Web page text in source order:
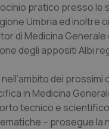
pratico presso le
Umbria ed inoltre
di Medicina Generale
degli appositi Albi
dei prossimi
in Medicina
tecnico e
– prosegue la